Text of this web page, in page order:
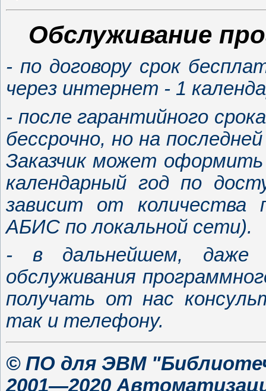
Обслуживание
- по договору срок
через интернет - 1
- после гарантийного
бессрочно, но на
Заказчик может
календарный год по
зависит от количества
АБИС по локальной сети).
- в дальнейшем, даже
обслуживания
получать от нас
так и телефону.
© ПО для ЭВМ
2001—2020